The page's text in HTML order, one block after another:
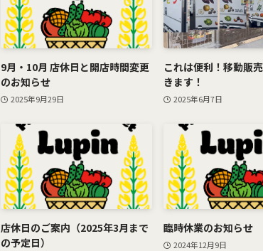
9月・10月 店休日と開店時間変更
のお知らせ
2025年9月29日
これは便利！移動販
きます！
2025年6月7日
店休日のご案内（2025年3月まで
の予定日）
臨時休業のお知らせ
2024年12月9日